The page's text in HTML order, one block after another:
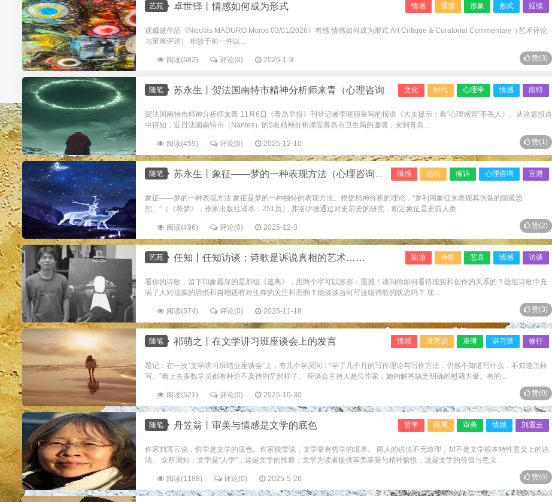
艺苑 情感 震荡 形象 形式 延续
卓世铎丨情感如何成为形式
观臧健作品《Nicolás MADURO Moros 03/01/2026》有感 情感如何成为形式 Art Critique & Curatorial Commentary（艺术评论
与策展评述） 相较于前一件以...
阅读(682) 评论(0) 2026-1-9 赞(3)
随笔 文化 时代 心理学 情感 南特
苏永生丨贺法国南特市精神分析师来青（心理咨询笔记二则）
贺法国南特市精神分析师来青 11月6日《青岛早报》刊登记者李晓丽采写的报道《大夫提示：看“心理感冒”不丢人》。从这篇报道
中得知，近日法国南特市（Nantes）的5名精神分析师应青岛市卫生局的邀请，来到青岛...
阅读(459) 评论(0) 2025-12-10 赞(1)
随笔 情感 悲伤 倾诉 心理咨询 宣泄
苏永生丨象征——梦的一种表现方法（心理咨询笔记二则）
象征——梦的一种表现方法 象征是梦的一种独特的表现方法。根据精神分析的理论，“梦利用象征来表现其伪装的隐匿思
想。”（《释梦》，作家出版社译本，251页） 弗洛伊德通过对史前史的研究，断定象征是史前人类...
阅读(496) 评论(0) 2025-12-3 赞(2)
艺苑 陆游 诗歌 悲哀 情感 访谈
任知丨任知访谈：诗歌是诉说真相的艺术……
看你的诗歌，留下印象最深的是那组《逃离》，用两个字可以形容：震撼！请问你如何看待现实和创作的关系的？这组诗歌中充
满了人对现实的恐惧和自嘲还有对生存的关注和悲悯？能谈谈当时写这组诗歌的状态吗？ 现...
阅读(574) 评论(0) 2025-11-18 赞(3)
随笔 情感 潜意识 束缚 讲习班 修行
祁萌之丨在文学讲习班座谈会上的发言
题记：在一次“文学讲习班结业座谈会”上，有几个学员问：“学了几个月的写作理论与写作方法，仍然不知道写什么，不知道怎样
写。”看上去多数学员都有种迫不及待的茫然样子。 座谈会主持人是位作家，她的解答缺乏明确的慰藉力量。有的...
阅读(521) 评论(0) 2025-10-30 赞(0)
随笔 哲学 残雪 审美 情感 刘震云
舟笠翁丨审美与情感是文学的底色
作家刘震云说，哲学是文学的底色。作家残雪说，文学要有哲学的境界。 两人的说法不无道理，却不是文学根本特性意义上的说
法。 众所周知：文学是“人学”，这是文学的性质；文学为读者提供审美享受与精神愉悦，这是文学的价值与意义...
阅读(1188) 评论(0) 2025-5-26 赞(6)